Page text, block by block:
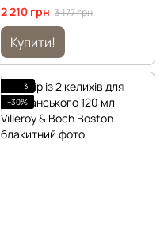
2 210 грн 3 177 грн
Купити!
3
−30%